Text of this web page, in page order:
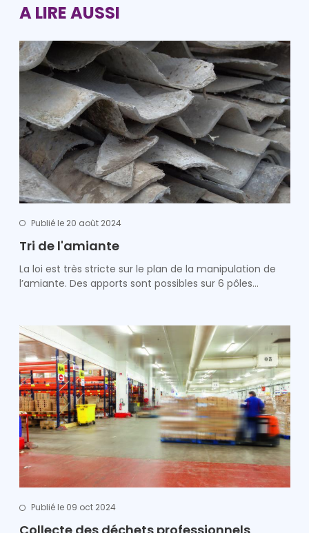
A LIRE AUSSI
Publié le 20 août 2024
Tri de l'amiante
La loi est très stricte sur le plan de la manipulation de
l’amiante. Des apports sont possibles sur 6 pôles…
Publié le 09 oct 2024